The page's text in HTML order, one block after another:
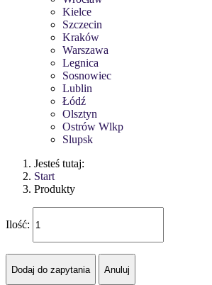
Kielce
Szczecin
Kraków
Warszawa
Legnica
Sosnowiec
Lublin
Łódź
Olsztyn
Ostrów Wlkp
Slupsk
Jesteś tutaj:
Start
Produkty
Ilość: